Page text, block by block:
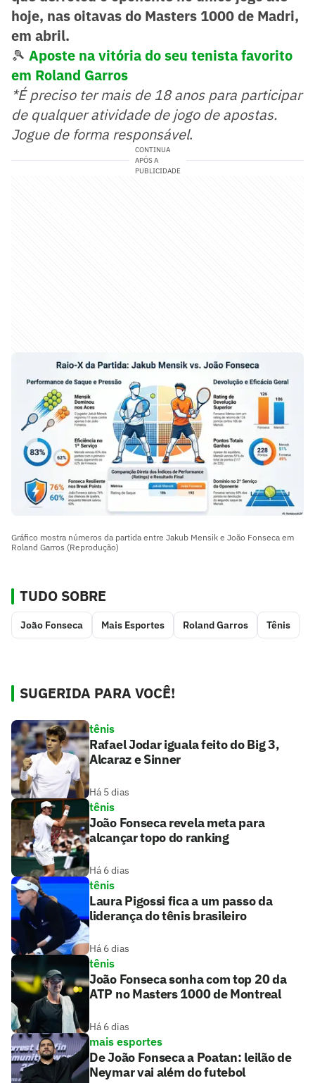
hoje, nas oitavas do Masters 1000 de Madri,
em abril.
🎾 Aposte na vitória do seu tenista favorito
em Roland Garros
*É preciso ter mais de 18 anos para participar
de qualquer atividade de jogo de apostas.
Jogue de forma responsável.
CONTINUA
APÓS A
PUBLICIDADE
Gráfico mostra números da partida entre Jakub Mensik e João Fonseca em
Roland Garros (Reprodução)
TUDO SOBRE
João Fonseca Mais Esportes Roland Garros Tênis
SUGERIDA PARA VOCÊ!
tênis
Rafael Jodar iguala feito do Big 3,
Alcaraz e Sinner
Há 5 dias
tênis
João Fonseca revela meta para
alcançar topo do ranking
Há 6 dias
tênis
Laura Pigossi fica a um passo da
liderança do tênis brasileiro
Há 6 dias
tênis
João Fonseca sonha com top 20 da
ATP no Masters 1000 de Montreal
Há 6 dias
mais esportes
De João Fonseca a Poatan: leilão de
Neymar vai além do futebol